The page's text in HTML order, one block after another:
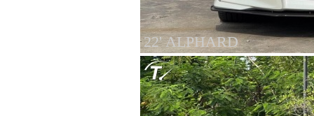
22' ALPHARD